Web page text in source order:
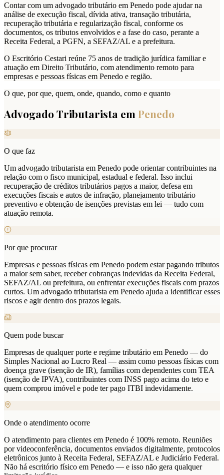
Contar com um advogado tributário em Penedo pode ajudar na
análise de execução fiscal, dívida ativa, transação tributária,
recuperação tributária e regularização fiscal, conforme os
documentos, os tributos envolvidos e a fase do caso, perante a
Receita Federal, a PGFN, a SEFAZ/AL e a prefeitura.
O Escritório Cestari reúne 75 anos de tradição jurídica familiar e
atuação em Direito Tributário, com atendimento remoto para
empresas e pessoas físicas em Penedo e região.
O que, por que, quem, onde, quando, como e quanto
Advogado Tributarista em Penedo
O que faz
Um advogado tributarista em Penedo pode orientar contribuintes na
relação com o fisco municipal, estadual e federal. Isso inclui
recuperação de créditos tributários pagos a maior, defesa em
execuções fiscais e autos de infração, planejamento tributário
preventivo e obtenção de isenções previstas em lei — tudo com
atuação remota.
Por que procurar
Empresas e pessoas físicas em Penedo podem estar pagando tributos
a maior sem saber, receber cobranças indevidas da Receita Federal,
SEFAZ/AL ou prefeitura, ou enfrentar execuções fiscais com prazos
curtos. Um advogado tributarista em Penedo ajuda a identificar esses
riscos e agir dentro dos prazos legais.
Quem pode buscar
Empresas de qualquer porte e regime tributário em Penedo — do
Simples Nacional ao Lucro Real — assim como pessoas físicas com
doença grave (isenção de IR), famílias com dependentes com TEA
(isenção de IPVA), contribuintes com INSS pago acima do teto e
quem comprou imóvel e pode ter pago ITBI indevidamente.
Onde o atendimento ocorre
O atendimento para clientes em Penedo é 100% remoto. Reuniões
por videoconferência, documentos enviados digitalmente, protocolos
eletrônicos junto à Receita Federal, SEFAZ/AL e Judiciário Federal.
Não há escritório físico em Penedo — e isso não gera qualquer